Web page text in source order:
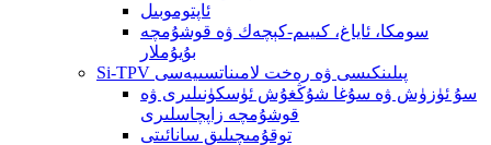
ئاپتوموبىل
سومكا، ئاياغ، كىيىم-كېچەك ۋە قوشۇمچە
بۇيۇملار
Si-TPV پىلىنكىسى ۋە رەخت لامىناتسىيەسى
سۇ ئۈزۈش ۋە سۇغا شۇڭغۇش ئۈسكۈنىلىرى ۋە
قوشۇمچە زاپچاسلىرى
توقۇمىچىلىق سانائىتى